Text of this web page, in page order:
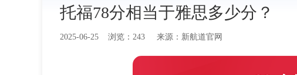
托福78分相当于雅思多少分？
2025-06-25 浏览：243 来源：新航道官网